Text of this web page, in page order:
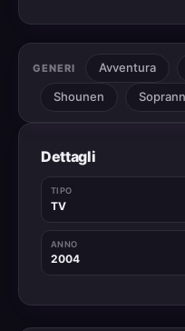
GENERI Avventura
Shounen
Dettagli
TIPO
TV
ANNO
2004